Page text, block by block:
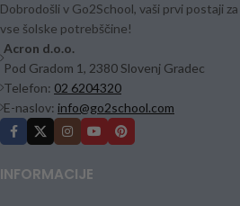
Dobrodošli v Go2School, vaši prvi postaji za
vse šolske potrebščine!
Acron d.o.o.
Pod Gradom 1, 2380 Slovenj Gradec
Telefon: 02 6204320
E-naslov: info@go2school.com
INFORMACIJE